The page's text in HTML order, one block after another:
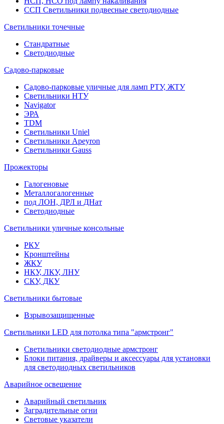
ССП Светильники подвесные светодиодные
Светильники точечные
Стандратные
Светодиодные
Садово-парковые
Садово-парковые уличные для ламп РТУ, ЖТУ
Светильники НТУ
Navigator
ЭРА
TDM
Светильники Uniel
Светильники Apeyron
Светильники Gauss
Прожекторы
Галогеновые
Металлогалогенные
под ЛОН, ДРЛ и ДНат
Светодиодные
Светильники уличные консольные
РКУ
Кронштейны
ЖКУ
НКУ, ЛКУ, ЛНУ
СКУ, ДКУ
Светильники бытовые
Взрывозащищенные
Светильники LED для потолка типа "армстронг"
Светильники светодиодные армстронг
Блоки питания, драйверы и аксессуары для установки
для светодиодных светильников
Аварийное освещение
Аварийный светильник
Заградительные огни
Световые указатели